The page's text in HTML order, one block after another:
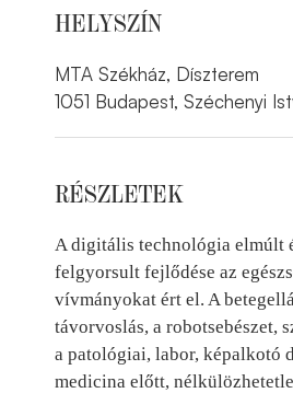
HELYSZÍN
MTA Székház, Díszterem
1051 Budapest, Széchenyi
RÉSZLETEK
A digitális technológia elmúlt
felgyorsult fejlődése az
vívmányokat ért el. A
távorvoslás, a robotsebészet,
a patológiai, labor, képalkotó
medicina előtt,